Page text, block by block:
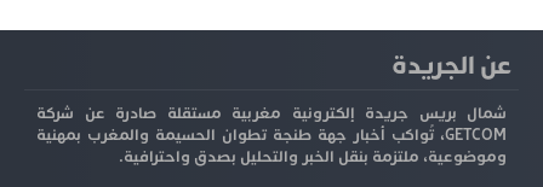
عن الجريدة
شمال بريس جريدة إلكترونية مغربية مستقلة صادرة عن شركة
GETCOM، تُواكب أخبار جهة طنجة تطوان الحسيمة والمغرب بمهنية
وموضوعية، ملتزمة بنقل الخبر والتحليل بصدق واحترافية.